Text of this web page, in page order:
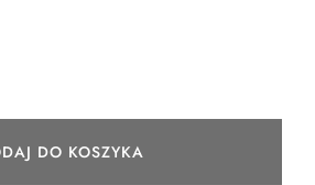
DO KOSZYKA